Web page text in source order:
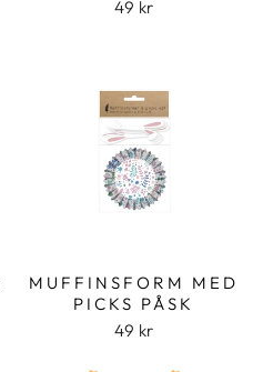
49 kr
MUFFINSFORM MED
PICKS PÅSK
49 kr